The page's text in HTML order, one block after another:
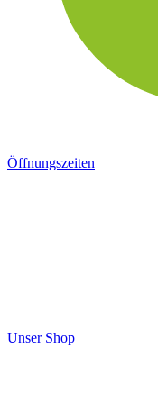
Öffnungszeiten
Unser Shop